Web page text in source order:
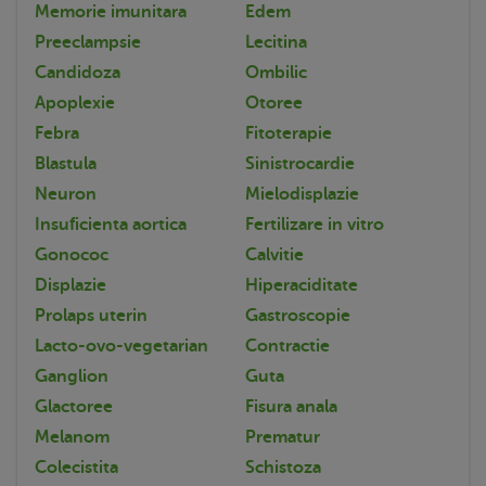
Memorie imunitara
Edem
Preeclampsie
Lecitina
Candidoza
Ombilic
Apoplexie
Otoree
Febra
Fitoterapie
Blastula
Sinistrocardie
Neuron
Mielodisplazie
Insuficienta aortica
Fertilizare in vitro
Gonococ
Calvitie
Displazie
Hiperaciditate
Prolaps uterin
Gastroscopie
Lacto-ovo-vegetarian
Contractie
Ganglion
Guta
Glactoree
Fisura anala
Melanom
Prematur
Colecistita
Schistoza